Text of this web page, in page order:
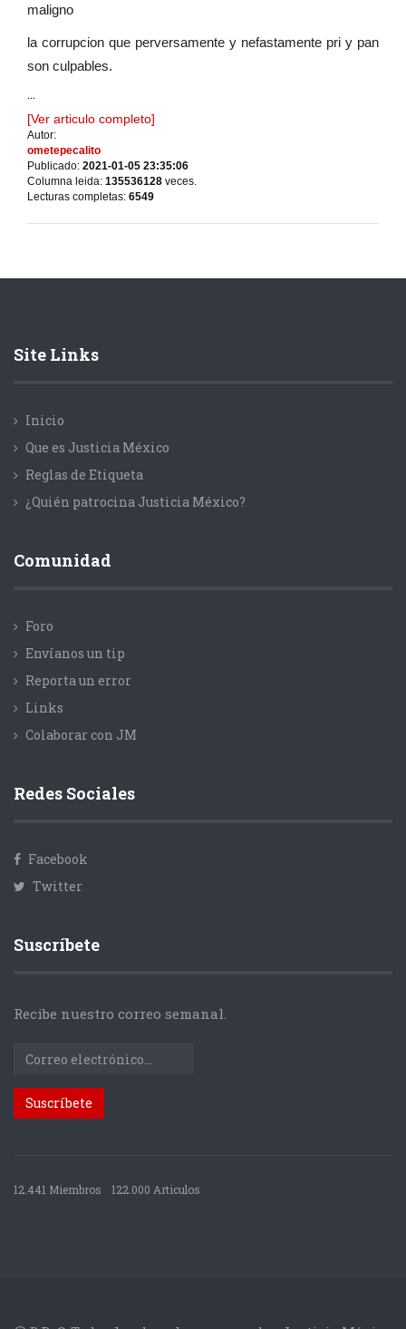
maligno
la corrupcion que perversamente y nefastamente pri y pan
son culpables.
...
[Ver articulo completo]
Autor:
ometepecalito
Publicado: 2021-01-05 23:35:06
Columna leida: 135536128 veces.
Lecturas completas: 6549
Site Links
Inicio
Que es Justicia México
Reglas de Etiqueta
¿Quién patrocina Justicia México?
Comunidad
Foro
Envíanos un tip
Reporta un error
Links
Colaborar con JM
Redes Sociales
Facebook
Twitter
Suscríbete
Recibe nuestro correo semanal.
12.441 Miembros 122.000 Articulos